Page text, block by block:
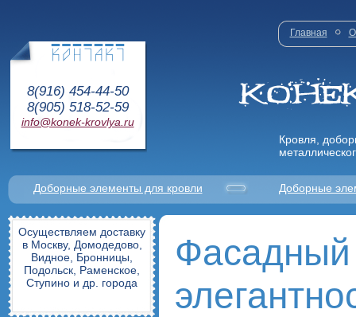
8(916) 454-44-50
8(905) 518-52-59
info@konek-krovlya.ru
Главная О
Кровля,
Доборные элементы для кровли Доборные
Осуществляем доставку
в Москву, Домодедово,
Видное, Бронницы,
Подольск, Раменское,
Ступино и др. города